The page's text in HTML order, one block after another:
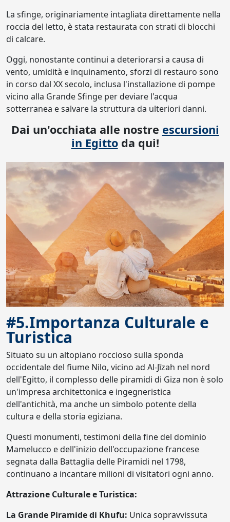
La sfinge, originariamente intagliata direttamente nella
roccia del letto, è stata restaurata con strati di blocchi
di calcare.
Oggi, nonostante continui a deteriorarsi a causa di
vento, umidità e inquinamento, sforzi di restauro sono
in corso dal XX secolo, inclusa l'installazione di pompe
vicino alla Grande Sfinge per deviare l'acqua
sotterranea e salvare la struttura da ulteriori danni.
Dai un'occhiata alle nostre escursioni
in Egittoda qui!
#5.Importanza Culturale e
Turistica
Situato su un altopiano roccioso sulla sponda
occidentale del fiume Nilo, vicino ad Al-Jīzah nel nord
dell'Egitto, il complesso delle piramidi di Giza non è solo
un'impresa architettonica e ingegneristica
dell'antichità, ma anche un simbolo potente della
cultura e della storia egiziana.
Questi monumenti, testimoni della fine del dominio
Mamelucco e dell'inizio dell'occupazione francese
segnata dalla Battaglia delle Piramidi nel 1798,
continuano a incantare milioni di visitatori ogni anno.
Attrazione Culturale e Turistica:
La Grande Piramide di Khufu: Unica sopravvissuta